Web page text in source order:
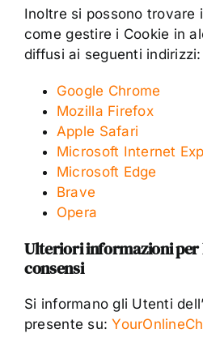
Inoltre si possono trovare
come gestire i Cookie in
diffusi ai seguenti indirizzi:
Google Chrome
Mozilla Firefox
Apple Safari
Microsoft Internet
Microsoft Edge
Brave
Opera
Ulteriori informazioni per
consensi
Si informano gli Utenti
presente su: